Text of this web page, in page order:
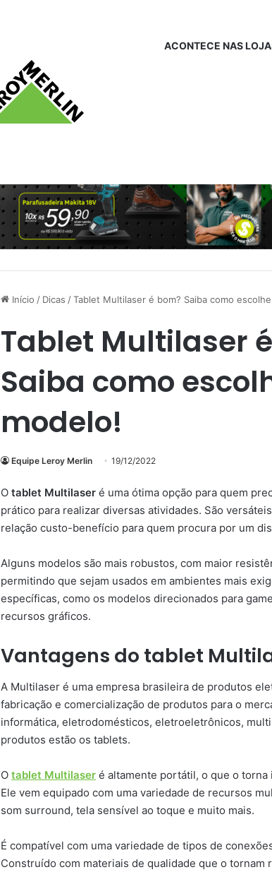
ACONTECE NAS
Início / Dicas /Tablet Multilaser é bom? Saiba como
Tablet Multilaser
Saiba como
modelo!
Equipe Leroy Merlin 19/12/2022
O tablet Multilaser é uma ótima opção para quem
prático para realizar diversas atividades. São
relação custo-benefício para quem procura por um
Alguns modelos são mais robustos, com maior
permitindo que sejam usados em ambientes mais
específicas, como os modelos direcionados para
recursos gráficos.
Vantagens do tablet
A Multilaser é uma empresa brasileira de produtos
fabricação e comercialização de produtos para o
informática, eletrodomésticos, eletroeletrônicos,
produtos estão os tablets.
O tablet Multilaser é altamente portátil, o que o torna
Ele vem equipado com uma variedade de recursos
som surround, tela sensível ao toque e muito mais.
É compatível com uma variedade de tipos de
Construído com materiais de qualidade que o tornam